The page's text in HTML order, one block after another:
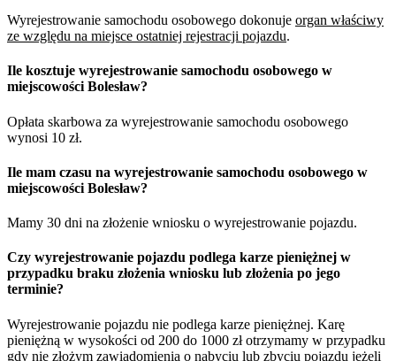
Wyrejestrowanie samochodu osobowego dokonuje organ właściwy
ze względu na miejsce ostatniej rejestracji pojazdu.
Ile kosztuje wyrejestrowanie samochodu osobowego w
miejscowości Bolesław?
Opłata skarbowa za wyrejestrowanie samochodu osobowego
wynosi 10 zł.
Ile mam czasu na wyrejestrowanie samochodu osobowego w
miejscowości Bolesław?
Mamy 30 dni na złożenie wniosku o wyrejestrowanie pojazdu.
Czy wyrejestrowanie pojazdu podlega karze pieniężnej w
przypadku braku złożenia wniosku lub złożenia po jego
terminie?
Wyrejestrowanie pojazdu nie podlega karze pieniężnej. Karę
pieniężną w wysokości od 200 do 1000 zł otrzymamy w przypadku
gdy nie złożym zawiadomienia o nabyciu lub zbyciu pojazdu jeżeli